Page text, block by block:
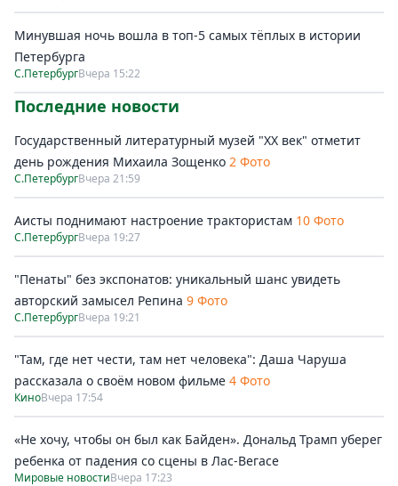
Минувшая ночь вошла в топ-5 самых тёплых в истории
Петербурга
С.ПетербургВчера 15:22
Последние новости
Государственный литературный музей "ХХ век" отметит
день рождения Михаила Зощенко 2 Фото
С.ПетербургВчера 21:59
Аисты поднимают настроение трактористам 10 Фото
С.ПетербургВчера 19:27
"Пенаты" без экспонатов: уникальный шанс увидеть
авторский замысел Репина 9 Фото
С.ПетербургВчера 19:21
"Там, где нет чести, там нет человека": Даша Чаруша
рассказала о своём новом фильме 4 Фото
КиноВчера 17:54
«Не хочу, чтобы он был как Байден». Дональд Трамп уберег
ребенка от падения со сцены в Лас-Вегасе
Мировые новостиВчера 17:23